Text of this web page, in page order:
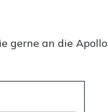
gerne an die